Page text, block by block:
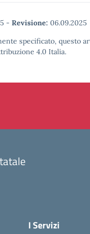
- Revisione: 06.09.2025
specificato, questo
4.0 Italia.
I Servizi